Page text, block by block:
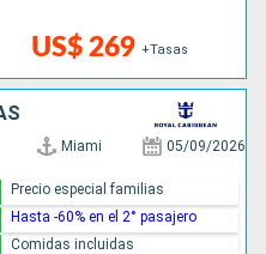
US$ 269 +Tasas
Miami 05/09/2026
Precio especial familias
Hasta -60% en el 2° pasajero
Comidas incluidas